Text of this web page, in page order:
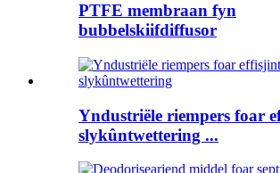
PTFE membraan fyn
bubbelskiifdiffusor
Yndustriële riempers foar
slykûntwettering ...